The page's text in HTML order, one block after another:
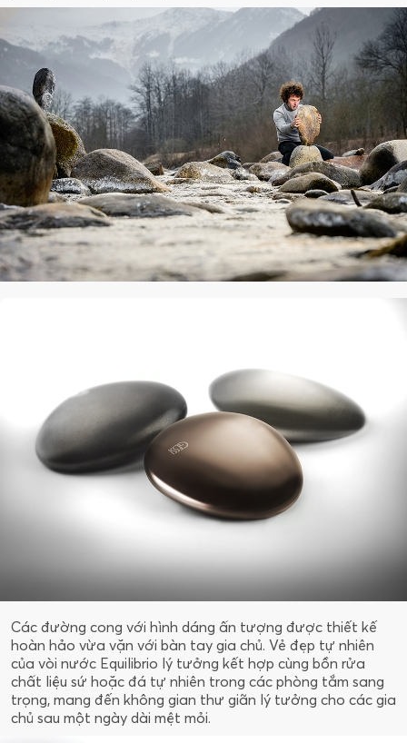
Các đường cong với hình dáng ấn tượng được thiết kế
hoàn hảo vừa vặn với bàn tay gia chủ. Vẻ đẹp tự nhiên
của vòi nước Equilibrio lý tưởng kết hợp cùng bồn rửa
chất liệu sứ hoặc đá tự nhiên trong các phòng tắm sang
trọng, mang đến không gian thư giãn lý tưởng cho các gia
chủ sau một ngày dài mệt mỏi.